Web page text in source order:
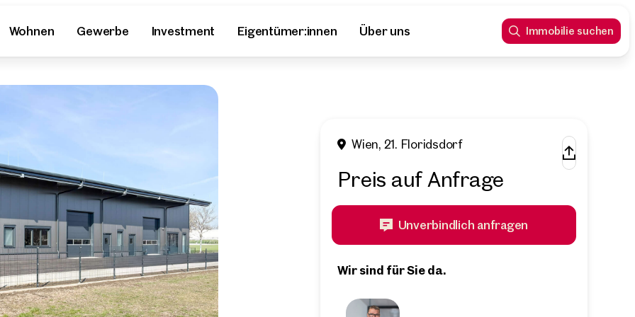
Wohnen Gewerbe Investment Eigentümer:innen Über uns Immobilie suchen
Wien, 21. Floridsdorf
Preis auf Anfrage
Unverbindlich anfragen
Wir sind für Sie da.